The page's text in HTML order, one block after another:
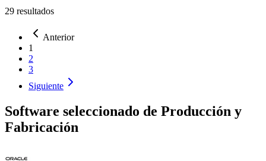
29 resultados
Anterior
1
2
3
Siguiente
Software seleccionado de Producción y
Fabricación